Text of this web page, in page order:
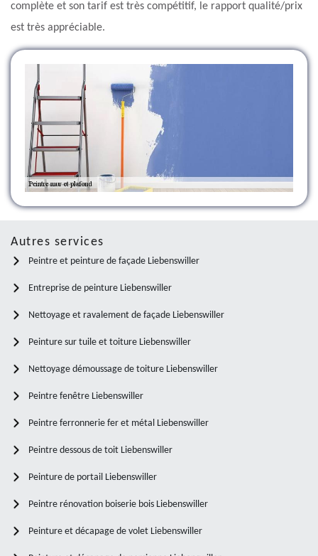
complète et son tarif est très compétitif, le rapport qualité/prix
est très appréciable.
Autres services
Peintre et peinture de façade Liebenswiller
Entreprise de peinture Liebenswiller
Nettoyage et ravalement de façade Liebenswiller
Peinture sur tuile et toiture Liebenswiller
Nettoyage démoussage de toiture Liebenswiller
Peintre fenêtre Liebenswiller
Peintre ferronnerie fer et métal Liebenswiller
Peintre dessous de toit Liebenswiller
Peinture de portail Liebenswiller
Peintre rénovation boiserie bois Liebenswiller
Peinture et décapage de volet Liebenswiller